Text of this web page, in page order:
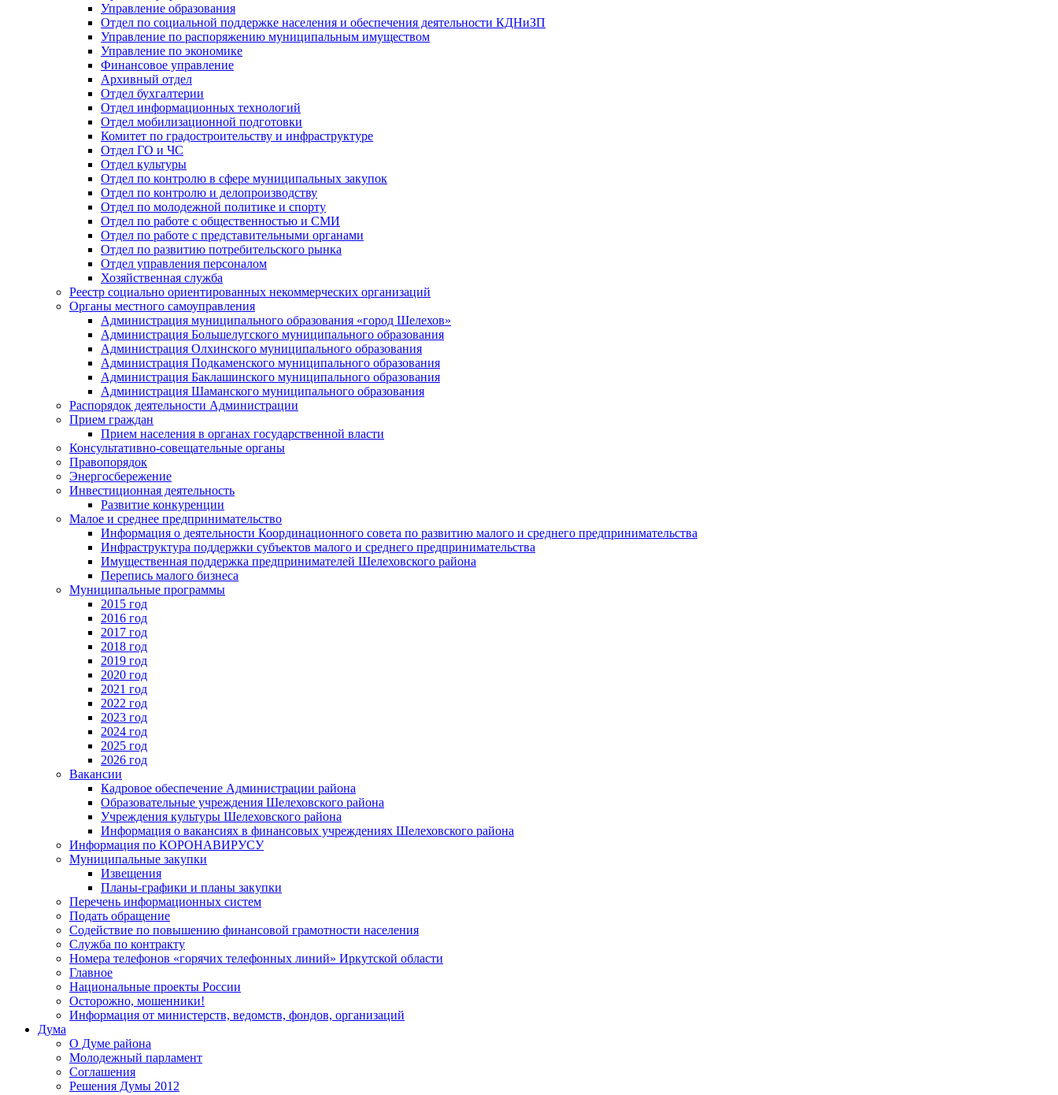
Управление образования
Отдел по социальной поддержке населения и обеспечения деятельности КДНиЗП
Управление по распоряжению муниципальным имуществом
Управление по экономике
Финансовое управление
Архивный отдел
Отдел бухгалтерии
Отдел информационных технологий
Отдел мобилизационной подготовки
Комитет по градостроительству и инфраструктуре
Отдел ГО и ЧС
Отдел культуры
Отдел по контролю в сфере муниципальных закупок
Отдел по контролю и делопроизводству
Отдел по молодежной политике и спорту
Отдел по работе с общественностью и СМИ
Отдел по работе с представительными органами
Отдел по развитию потребительского рынка
Отдел управления персоналом
Хозяйственная служба
Реестр социально ориентированных некоммерческих организаций
Органы местного самоуправления
Администрация муниципального образования «город Шелехов»
Администрация Большелугского муниципального образования
Администрация Олхинского муниципального образования
Администрация Подкаменского муниципального образования
Администрация Баклашинского муниципального образования
Администрация Шаманского муниципального образования
Распорядок деятельности Администрации
Прием граждан
Прием населения в органах государственной власти
Консультативно-совещательные органы
Правопорядок
Энергосбережение
Инвестиционная деятельность
Развитие конкуренции
Малое и среднее предпринимательство
Информация о деятельности Координационного совета по развитию малого и среднего предпринимательства
Инфраструктура поддержки субъектов малого и среднего предпринимательства
Имущественная поддержка предпринимателей Шелеховского района
Перепись малого бизнеса
Муниципальные программы
2015 год
2016 год
2017 год
2018 год
2019 год
2020 год
2021 год
2022 год
2023 год
2024 год
2025 год
2026 год
Вакансии
Кадровое обеспечение Администрации района
Образовательные учреждения Шелеховского района
Учреждения культуры Шелеховского района
Информация о вакансиях в финансовых учреждениях Шелеховского района
Информация по КОРОНАВИРУСУ
Муниципальные закупки
Извещения
Планы-графики и планы закупки
Перечень информационных систем
Подать обращение
Содействие по повышению финансовой грамотности населения
Служба по контракту
Номера телефонов «горячих телефонных линий» Иркутской области
Главное
Национальные проекты России
Осторожно, мошенники!
Информация от министерств, ведомств, фондов, организаций
Дума
О Думе района
Молодежный парламент
Соглашения
Решения Думы 2012